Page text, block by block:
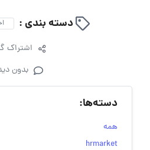
دسته بندی :
اشتراک
بدون
دسته‌ها:
همه
hrmarket